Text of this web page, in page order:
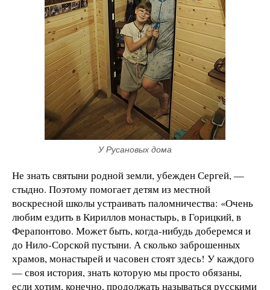
У Русановых дома
Не знать святыни родной земли, убежден Сергей, —
стыдно. Поэтому помогает детям из местной
воскресной школы устраивать паломничества: «Очень
любим ездить в Кириллов монастырь, в Горицкий, в
Ферапонтово. Может быть, когда-нибудь доберемся и
до Нило-Сорской пустыни. А сколько заброшенных
храмов, монастырей и часовен стоят здесь! У каждого
— своя история, знать которую мы просто обязаны,
если хотим, конечно, продолжать называться русскими